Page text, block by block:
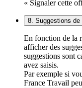
« Signaler cette
8. Suggestions de
En fonction de la
afficher des
suggestions sont
avez saisis.
Par exemple si
France Travail